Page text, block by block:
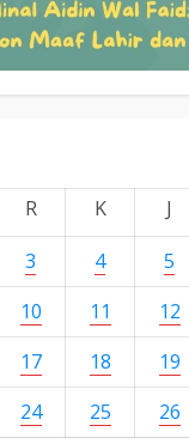
R K J
3 4 5
10 11 12
17 18 19
24 25 26